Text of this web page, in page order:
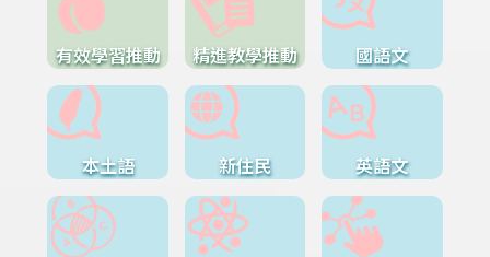
有效學習推動 精進教學推動 國語文
本土語 新住民 英語文